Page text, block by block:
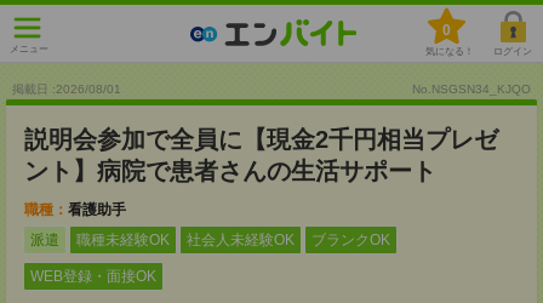
メニュー
0
気になる！ ログイン
掲載日 :2026/08/01 No.NSGSN34_KJQO
説明会参加で全員に【現金2千円相当プレゼ
ント】病院で患者さんの生活サポート
職種： 看護助手
派遣
職種未経験OK 社会人未経験OK ブランクOK
WEB登録・面接OK